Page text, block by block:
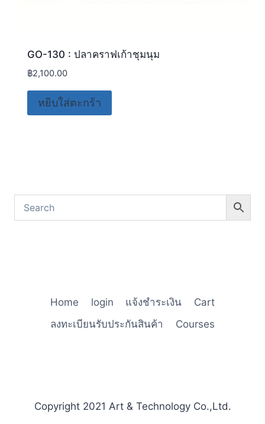
GO-130 : ปลาคราฟเก้าชุมนุม
฿2,100.00
หยิบใส่ตะกร้า
Home login แจ้งชำระเงิน
Cart
ลงทะเบียนรับประกันสินค้า
Courses
Copyright 2021 Art & Technology Co.,Ltd.